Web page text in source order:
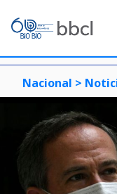
Nacional >